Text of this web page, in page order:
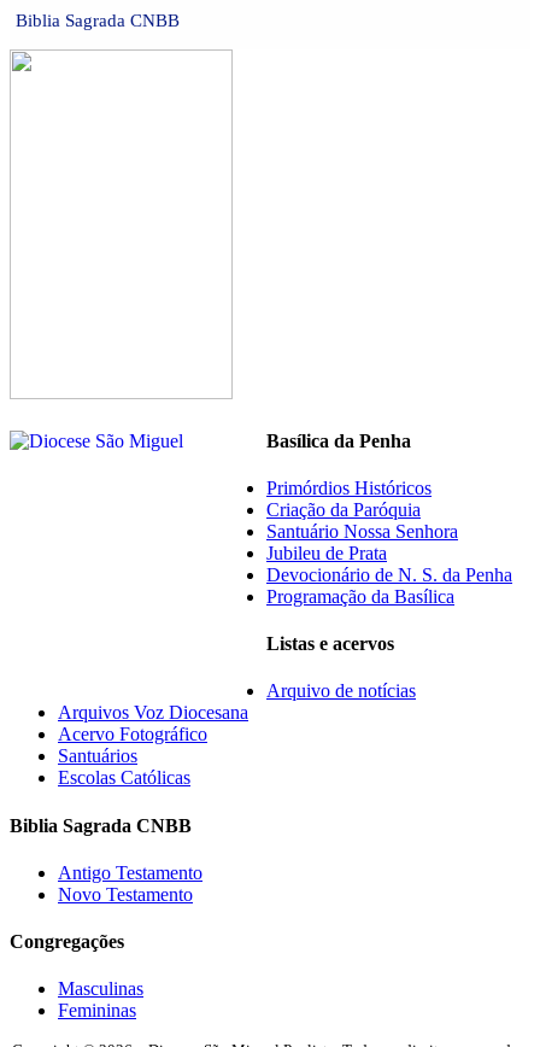
Biblia Sagrada CNBB
Basílica da Penha
Primórdios Históricos
Criação da Paróquia
Santuário Nossa Senhora
Jubileu de Prata
Devocionário de N. S. da Penha
Programação da Basílica
Listas e acervos
Arquivo de notícias
Arquivos Voz Diocesana
Acervo Fotográfico
Santuários
Escolas Católicas
Biblia Sagrada CNBB
Antigo Testamento
Novo Testamento
Congregações
Masculinas
Femininas